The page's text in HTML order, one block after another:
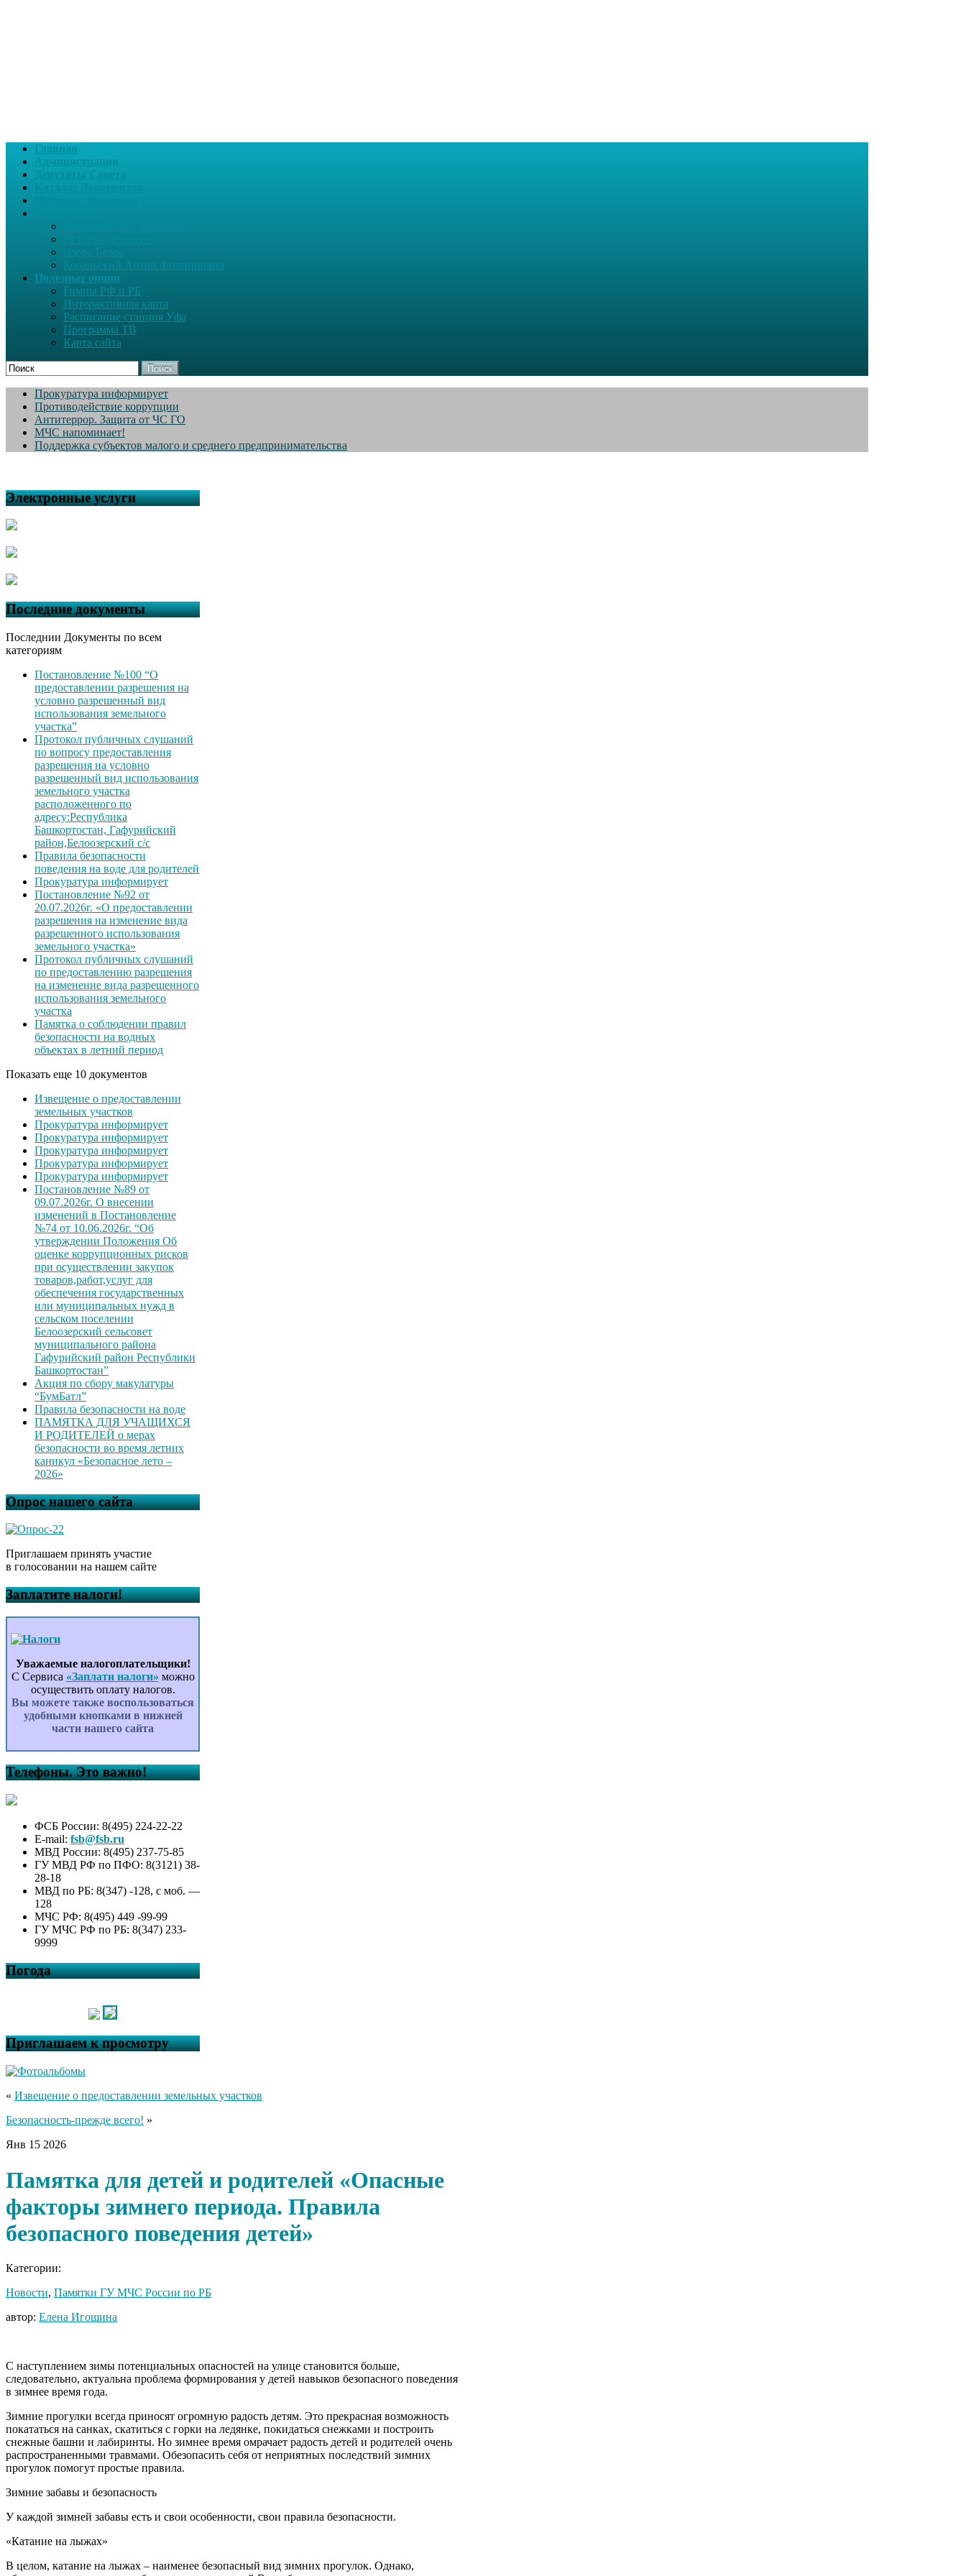
Главная
Администрация
Ковальский Антон Филиппович
Полезные опции
Гимны РФ и РБ
Интерактивная карта
Расписание станция Уфа
Программа ТВ
Карта сайта
Поиск
Прокуратура информирует
Противодействие коррупции
Антитеррор. Защита от ЧС ГО
МЧС напоминает!
Поддержка субъектов малого и среднего предпринимательства
Электронные услуги
Последние документы
Последнии Документы по всем
категориям
Постановление №100 “О
предоставлении разрешения на
условно разрешенный вид
использования земельного
участка”
Протокол публичных слушаний
по вопросу предоставления
разрешения на условно
разрешенный вид использования
земельного участка
расположенного по
адресу:Республика
Башкортостан, Гафурийский
район,Белоозерский с/с
Правила безопасности
поведения на воде для родителей
Прокуратура информирует
Постановление №92 от
20.07.2026г. «О предоставлении
разрешения на изменение вида
разрешенного использования
земельного участка»
Протокол публичных слушаний
по предоставлению разрешения
на изменение вида разрешенного
использования земельного
участка
Памятка о соблюдении правил
безопасности на водных
объектах в летний период
Показать еще 10 документов
Извещение о предоставлении
земельных участков
Прокуратура информирует
Прокуратура информирует
Прокуратура информирует
Прокуратура информирует
Прокуратура информирует
Постановление №89 от
09.07.2026г. О внесении
изменений в Постановление
№74 от 10.06.2026г. “Об
утверждении Положения Об
оценке коррупционных рисков
при осуществлении закупок
товаров,работ,услуг для
обеспечения государственных
или муниципальных нужд в
сельском поселении
Белоозерский сельсовет
муниципального района
Гафурийский район Республики
Башкортостан”
Акция по сбору макулатуры
“БумБатл”
Правила безопасности на воде
ПАМЯТКА ДЛЯ УЧАЩИХСЯ
И РОДИТЕЛЕЙ о мерах
безопасности во время летних
каникул «Безопасное лето –
2026»
Опрос нашего сайта
Приглашаем принять участие
в голосовании на нашем сайте
Заплатите налоги!
Уважаемые налогоплательщики!
С Сервиса «Заплати налоги» можно
осуществить оплату налогов.
Вы можете также воспользоваться
удобными кнопками в нижней
части нашего сайта
Телефоны. Это важно!
ФСБ России: 8(495) 224-22-22
E-mail: fsb@fsb.ru
МВД России: 8(495) 237-75-85
ГУ МВД РФ по ПФО: 8(3121) 38-
28-18
МВД по РБ: 8(347) -128, с моб. —
128
МЧС РФ: 8(495) 449 -99-99
ГУ МЧС РФ по РБ: 8(347) 233-
9999
Погода
Приглашаем к просмотру
« Извещение о предоставлении земельных участков
Безопасность-прежде всего! »
Янв 15 2026
Памятка для детей и родителей «Опасные
факторы зимнего периода. Правила
безопасного поведения детей»
Категории:
Новости, Памятки ГУ МЧС России по РБ
автор: Елена Игошина
С наступлением зимы потенциальных опасностей на улице становится больше,
следовательно, актуальна проблема формирования у детей навыков безопасного поведения
в зимнее время года.
Зимние прогулки всегда приносят огромную радость детям. Это прекрасная возможность
покататься на санках, скатиться с горки на ледянке, покидаться снежками и построить
снежные башни и лабиринты. Но зимнее время омрачает радость детей и родителей очень
распространенными травмами. Обезопасить себя от неприятных последствий зимних
прогулок помогут простые правила.
Зимние забавы и безопасность
У каждой зимней забавы есть и свои особенности, свои правила безопасности.
«Катание на лыжах»
В целом, катание на лыжах – наименее безопасный вид зимних прогулок. Однако,